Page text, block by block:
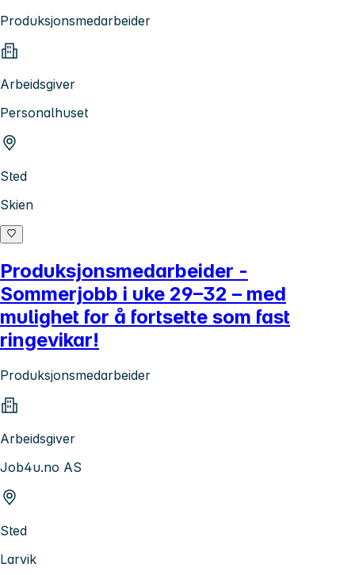
Produksjonsmedarbeider
Arbeidsgiver
Personalhuset
Sted
Skien
Produksjonsmedarbeider -
Sommerjobb i uke 29–32 – med
mulighet for å fortsette som fast
ringevikar!
Produksjonsmedarbeider
Arbeidsgiver
Job4u.no AS
Sted
Larvik